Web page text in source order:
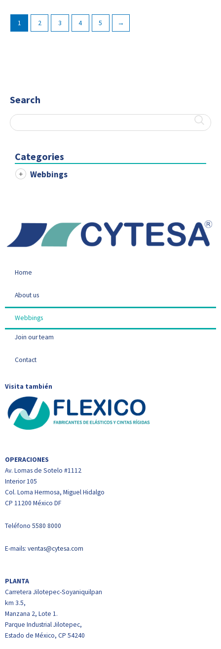
Search
Categories
Webbings
1 2 3 4 5 →
Home
About us
Webbings
Join our team
Contact
Visita también
OPERACIONES
Av. Lomas de Sotelo #1112
Interior 105
Col. Loma Hermosa, Miguel Hidalgo
CP 11200 México DF
Teléfono 5580 8000
E-mails: ventas@cytesa.com
PLANTA
Carretera Jilotepec-Soyaniquilpan
km 3.5,
Manzana 2, Lote 1.
Parque Industrial Jilotepec,
Estado de México, CP 54240